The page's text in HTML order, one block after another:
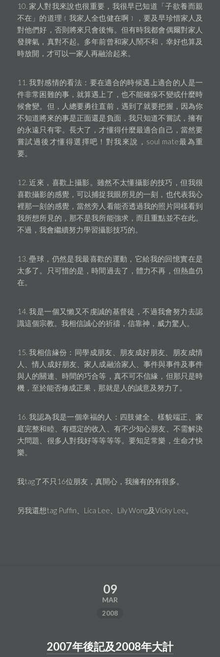
10. 家人對我來說也很重要，我很早已知道「子欲養而親
不在」的道理﹝我家人全也健在啊﹞，要及早珍惜家人及
對他們好，否則將來只會後悔。但有時我都會偶爾對家人
發脾氣，真對不起。多年前曾和家人鬧不和，幸好也算及
時放開，才可以一家人再融洽起來。
11. 我對感情的看法：要在適合的時候遇上適合的人是一
件非常困難的事，就算遇上了，也不能確保不變或什麼時
候會變。但，人總要勇往直前，遇到了就要把握，因為你
不知道將來的事是正面還是負面，我只知道不嘗試，擁有
的永遠只有零。長大了，才懂得什麼最適合自己，當然要
嘗試過後才懂得選擇吧！對我來說，soul mate最為重
要。
12. 近來，喜歡上攝影。雖然不太懂攝影的技巧，但我很
喜歡攝影的感覺，可以捕捉我眼所見的一刻，也代表我心
裡那一刻的感覺，當然旁人看能否透過我的照片同樣看到
我所想所見的，那不是我所能強求，而且重點並不在此。
不過，我會繼續努力學習攝影技巧的。
13. 壘球，仍然是我最喜歡的運動，它給我的回憶實在是
太多了。只可惜的是，時間過去了，體力不再，但熱血仍
在。
14. 我是一個又懶又不虔誠的基督徒，不過我會努力去認
識這個宗教。我相信誠心的祈禱，信靠神，威力驚人。
15. 我相信緣份：同學成朋友、朋友成好朋友、朋友成情
人、情人成好朋友、家人成融洽家人、事件與事件及事件
與人的關連、時間的巧合等，真不可不信緣，但那只是時
機，至於能否修成正果，那就是人的誠意及努力了。
16. 我認為我是一個幸福的人：四肢健全、樣貌端正、家
庭完整和睦、有穩定的收入、有不少知心朋友、不需解決
大問題、很多人對我好等等等等。要知足常樂，生命才快
樂。
我tag了不只16位朋友，真開心，我擁有的有很多。
另我還想tag Puffin、Lica Lee、Lily Wong及Vicky Lee。
09
MAR
2008
2007年後記及2008年大計